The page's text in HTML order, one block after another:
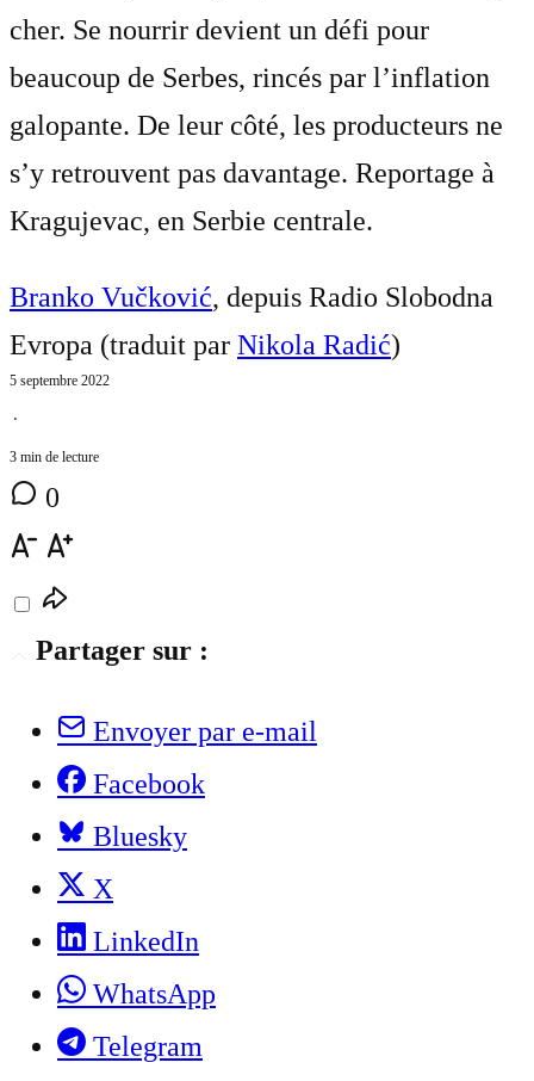
cher. Se nourrir devient un défi pour
beaucoup de Serbes, rincés par l’inflation
galopante. De leur côté, les producteurs ne
s’y retrouvent pas davantage. Reportage à
Kragujevac, en Serbie centrale.
Branko Vučković, depuis Radio Slobodna
Evropa (traduit par Nikola Radić)
5 septembre 2022
⋅
3 min de lecture
0
Partager sur :
Envoyer par e-mail
Facebook
Bluesky
X
LinkedIn
WhatsApp
Telegram